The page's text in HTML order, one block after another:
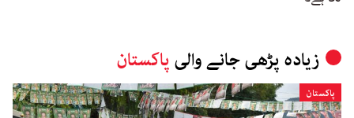
زیادہ پڑھی جانے والی پاکستان
پاکستان